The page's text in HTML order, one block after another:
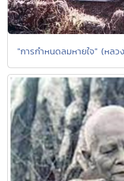
"การกำหนดลมหายใจ" (หลว